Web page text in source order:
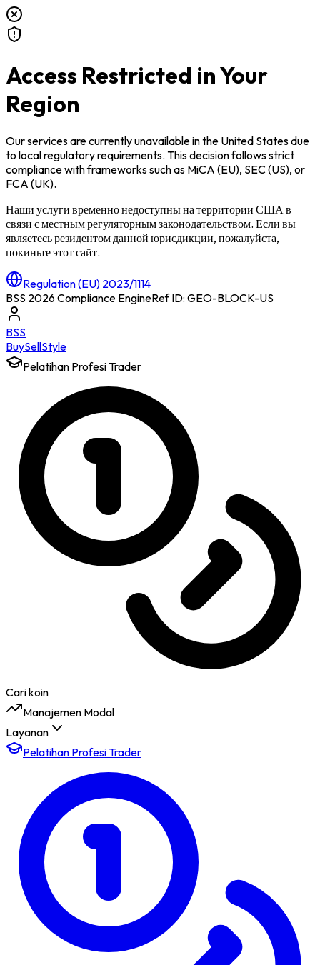
Access Restricted in Your
Region
Our services are currently unavailable inthe United Statesdue
to local regulatory requirements. This decision follows strict
compliance with frameworks such as MiCA (EU), SEC (US), or
FCA (UK).
Наши услуги временно недоступны на территории США в
связи с местным регуляторным законодательством. Если вы
являетесь резидентом данной юрисдикции, пожалуйста,
покиньте этот сайт.
Regulation (EU) 2023/1114
BSS 2026 Compliance EngineRef ID: GEO-BLOCK-US
BSS
BuySellStyle
Pelatihan Profesi Trader
Cari koin
Manajemen Modal
Layanan
Pelatihan Profesi Trader